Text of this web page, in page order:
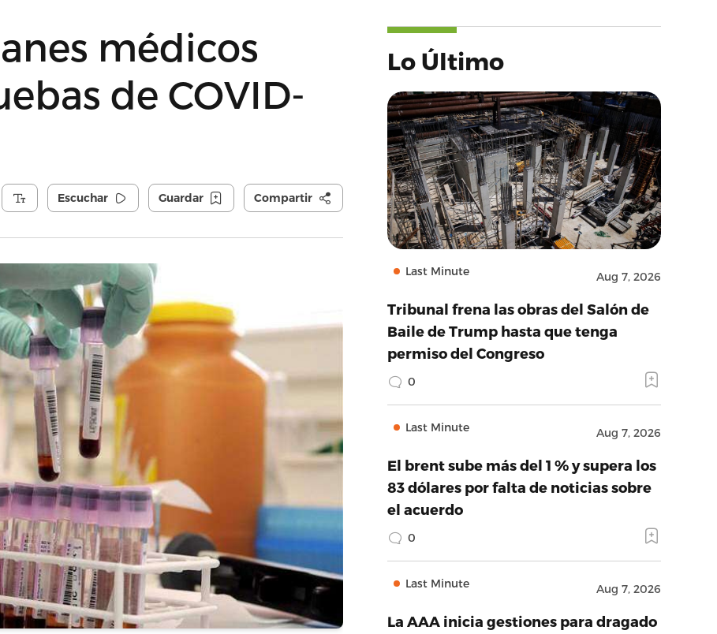
médicos
de COVID-
Escuchar Guardar Compartir
Lo Último
Last Minute Aug 7, 2026
Tribunal frena las obras del Salón de
Baile de Trump hasta que tenga
permiso del Congreso
0
Last Minute Aug 7, 2026
El brent sube más del 1 % y supera los
83 dólares por falta de noticias sobre
el acuerdo
0
Last Minute Aug 7, 2026
La AAA inicia gestiones para dragado